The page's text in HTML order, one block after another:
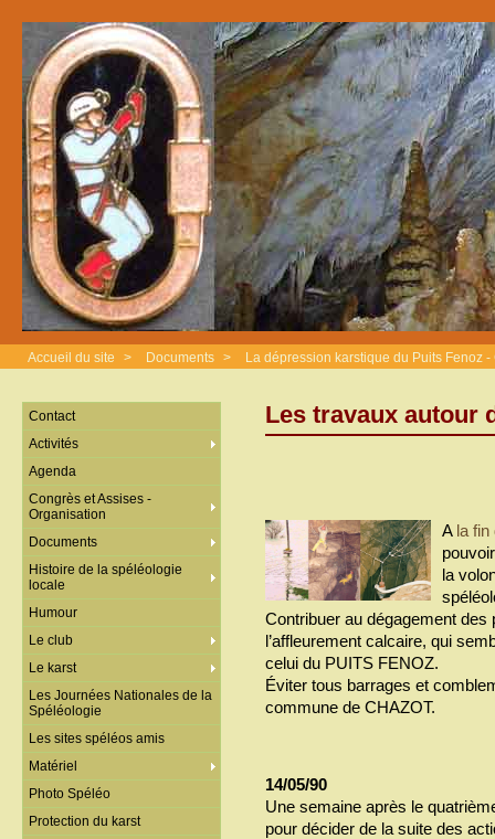
Accueil du site > Documents > La dépression karstique du Puits Fenoz -
Les travaux autour
A la fin
la
Contribuer au dégagement
l’affleurement calcaire, qui
celui du PUITS FENOZ.
Éviter tous barrages et
commune de CHAZOT.
14/05/90
Une semaine après le
pour décider de la suite des
Contact
Activités
Agenda
Congrès et Assises -
Organisation
Documents
Histoire de la spéléologie
locale
Humour
Le club
Le karst
Les Journées Nationales de la
Spéléologie
Les sites spéléos amis
Matériel
Photo Spéléo
Protection du karst